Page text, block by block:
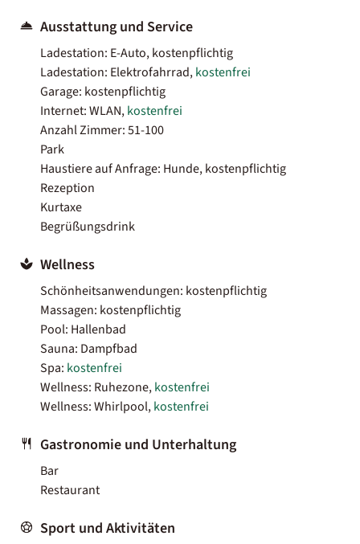
Ausstattung und Service
Ladestation: E-Auto, kostenpflichtig
Ladestation: Elektrofahrrad,kostenfrei
Garage: kostenpflichtig
Internet: WLAN,kostenfrei
Anzahl Zimmer: 51-100
Park
Haustiere auf Anfrage: Hunde, kostenpflichtig
Rezeption
Kurtaxe
Begrüßungsdrink
Wellness
Schönheitsanwendungen: kostenpflichtig
Massagen: kostenpflichtig
Pool: Hallenbad
Sauna: Dampfbad
Spa: kostenfrei
Wellness: Ruhezone,kostenfrei
Wellness: Whirlpool,kostenfrei
Gastronomie und Unterhaltung
Bar
Restaurant
Sport und Aktivitäten